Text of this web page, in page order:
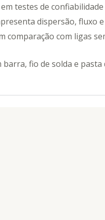
testes de
dispersão, fluxo
comparação com ligas
fio de solda e pasta